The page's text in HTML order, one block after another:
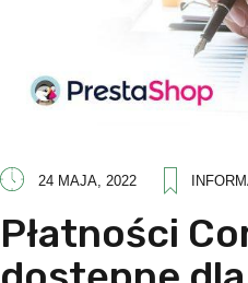
24 MAJA, 2022
Płatności